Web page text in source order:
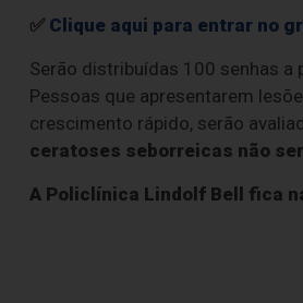
✅ Clique aqui para entrar no
Serão distribuídas 100 senhas a
Pessoas que apresentarem
crescimento rápido, serão
ceratoses seborreicas não
A Policlínica Lindolf Bell fica